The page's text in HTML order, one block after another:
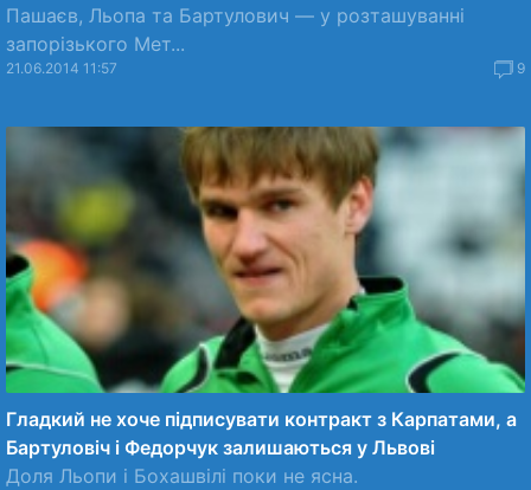
Пашаєв, Льопа та Бартулович — у розташуванні
запорізького Мет...
21.06.2014 11:57 9
Гладкий не хоче підписувати контракт з Карпатами, а
Бартуловіч і Федорчук залишаються у Львові
Доля Льопи і Бохашвілі поки не ясна.